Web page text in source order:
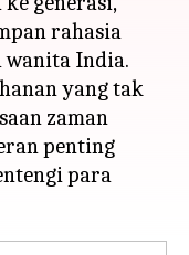
rahasia
wanita India.
yang tak
zaman
penting
para